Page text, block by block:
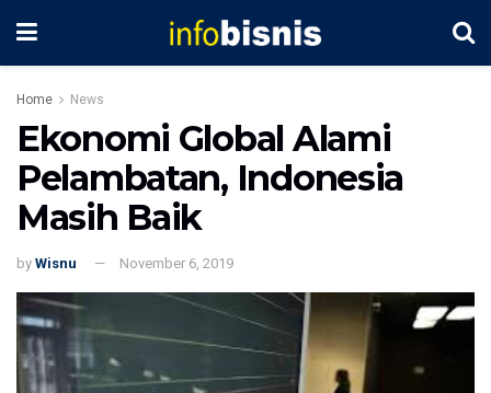
Home News
Ekonomi Global Alami
Pelambatan, Indonesia
Masih Baik
by Wisnu November 6, 2019